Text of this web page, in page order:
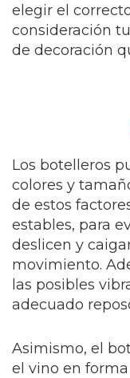
elegir el
consideración
de decoración
Los botelleros
colores y
de estos
estables, para
deslicen y
movimiento.
las posibles
adecuado
Asimismo, el
el vino en